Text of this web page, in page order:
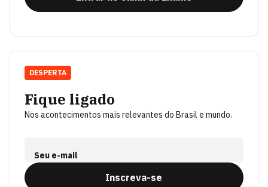
Fique ligado
Nos acontecimentos mais relevantes do Brasil e mundo.
Seu e-mail
Inscreva-se
DESPERTA